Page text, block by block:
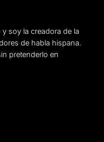
y soy la creadora de la
de habla hispana.
pretenderlo en